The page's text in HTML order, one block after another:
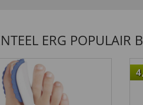
ERG POPULAIR